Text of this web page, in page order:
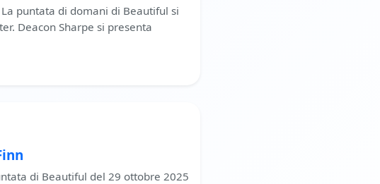
puntata di domani di Beautiful si
Deacon Sharpe si presenta
di Beautiful del 29 ottobre 2025